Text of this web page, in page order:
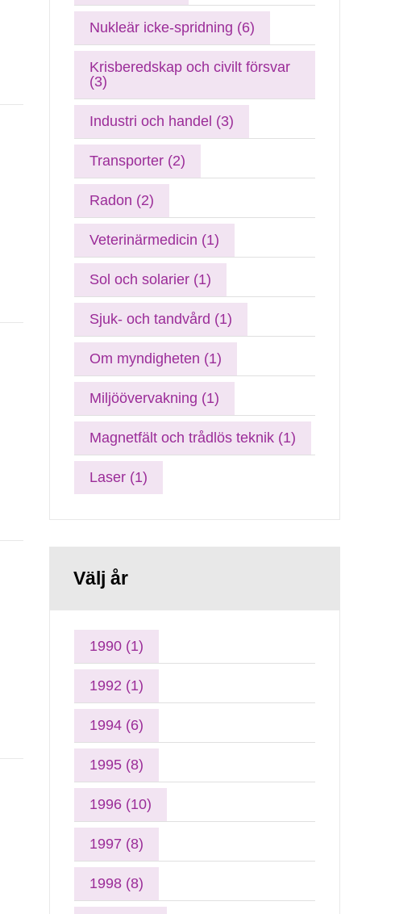
Nukleär icke-spridning (6)
Krisberedskap och civilt försvar
(3)
Industri och handel (3)
Transporter (2)
Radon (2)
Veterinärmedicin (1)
Sol och solarier (1)
Sjuk- och tandvård (1)
Om myndigheten (1)
Miljöövervakning (1)
Magnetfält och trådlös teknik (1)
Laser (1)
Välj år
1990 (1)
1992 (1)
1994 (6)
1995 (8)
1996 (10)
1997 (8)
1998 (8)